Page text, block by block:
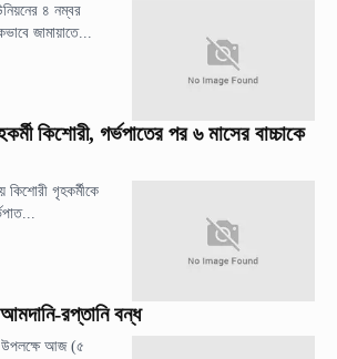
৪ নম্বর
জামায়াতে...
কিশোরী, গর্ভপাতের পর ৬ মাসের বাচ্চাকে
কিশোরী গৃহকর্মীকে
রপ্তানি বন্ধ
উপলক্ষে আজ (৫